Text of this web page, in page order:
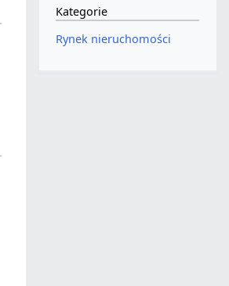
Kategorie
Rynek nieruchomości